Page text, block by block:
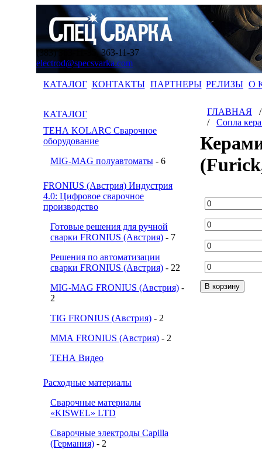
(383) 363-11-35, 363-11-37
electrod@specsvarka.com
КАТАЛОГ КОНТАКТЫ ПАРТНЕРЫ РЕЛИЗЫ О
КАТАЛОГ
ТЕНА KOLARC Сварочное
оборудование
MIG-MAG полуавтоматы - 6
FRONIUS (Австрия) Индустрия
4.0: Цифровое сварочное
производство
Готовые решения для ручной
сварки FRONIUS (Австрия) - 7
Решения по автоматизации
сварки FRONIUS (Австрия) - 22
MIG-MAG FRONIUS (Австрия) -
2
TIG FRONIUS (Австрия) - 2
ММА FRONIUS (Австрия) - 2
ТЕНА Видео
Расходные материалы
Сварочные материалы
«KISWEL» LTD
Сварочные электроды Capilla
(Германия) - 2
ГЛАВНАЯ
/ Сопла